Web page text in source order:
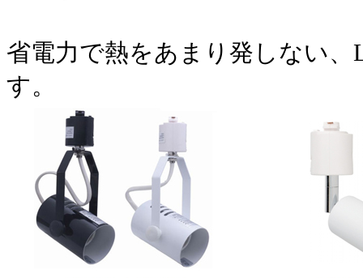
省電力で熱をあまり発しない
す。